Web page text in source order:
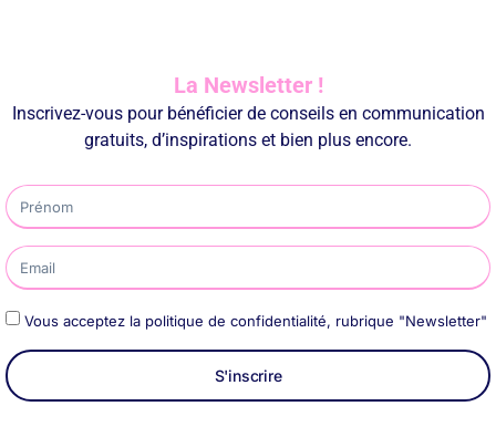
La Newsletter !
Inscrivez-vous pour bénéficier de conseils en communication
gratuits, d’inspirations et bien plus encore.
Vous acceptez la politique de confidentialité, rubrique "Newsletter"
S'inscrire